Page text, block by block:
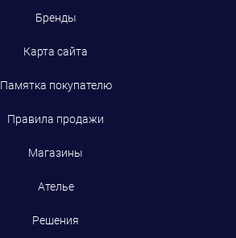
Бренды
Карта сайта
Памятка покупателю
Правила продажи
Магазины
Ателье
Решения